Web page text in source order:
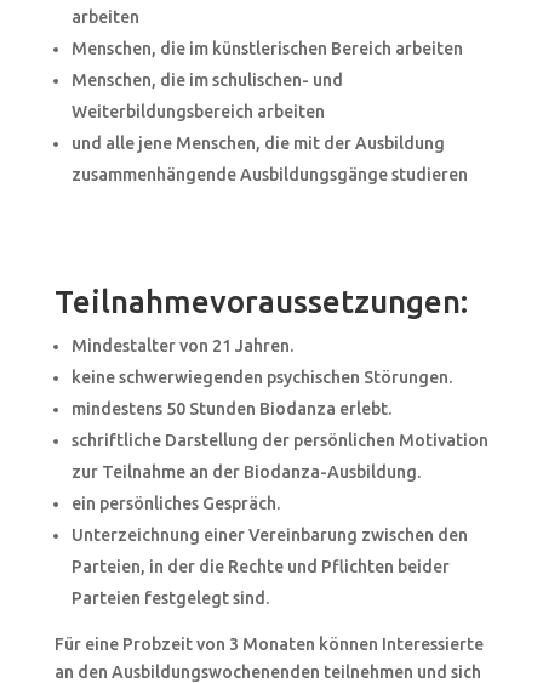
arbeiten
Menschen, die im künstlerischen Bereich arbeiten
Menschen, die im schulischen- und
Weiterbildungsbereich arbeiten
und alle jene Menschen, die mit der Ausbildung
zusammenhängende Ausbildungsgänge studieren
Teilnahmevoraussetzungen:
Mindestalter von 21 Jahren.
keine schwerwiegenden psychischen Störungen.
mindestens 50 Stunden Biodanza erlebt.
schriftliche Darstellung der persönlichen Motivation
zur Teilnahme an der Biodanza-Ausbildung.
ein persönliches Gespräch.
Unterzeichnung einer Vereinbarung zwischen den
Parteien, in der die Rechte und Pflichten beider
Parteien festgelegt sind.
Für eine Probzeit von 3 Monaten können Interessierte
an den Ausbildungswochenenden teilnehmen und sich